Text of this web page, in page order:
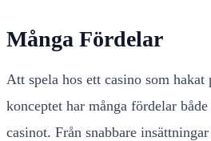
Många Fördelar
Att spela hos ett casino som hakat
konceptet har många fördelar
casinot. Från snabbare